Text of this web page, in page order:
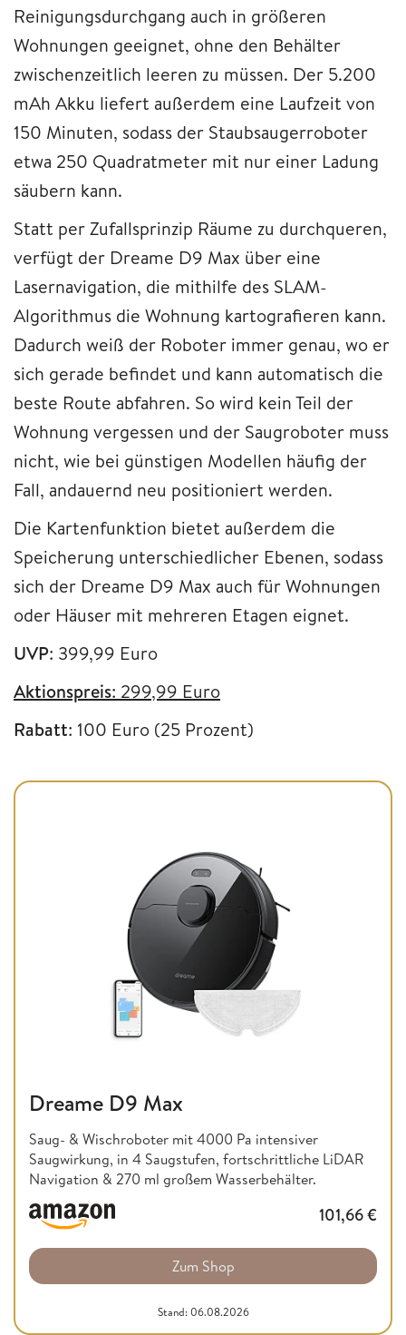
Reinigungsdurchgang auch in größeren
Wohnungen geeignet, ohne den Behälter
zwischenzeitlich leeren zu müssen. Der 5.200
mAh Akku liefert außerdem eine Laufzeit von
150 Minuten, sodass der Staubsaugerroboter
etwa 250 Quadratmeter mit nur einer Ladung
säubern kann.
Statt per Zufallsprinzip Räume zu durchqueren,
verfügt der Dreame D9 Max über eine
Lasernavigation, die mithilfe des SLAM-
Algorithmus die Wohnung kartografieren kann.
Dadurch weiß der Roboter immer genau, wo er
sich gerade befindet und kann automatisch die
beste Route abfahren. So wird kein Teil der
Wohnung vergessen und der Saugroboter muss
nicht, wie bei günstigen Modellen häufig der
Fall, andauernd neu positioniert werden.
Die Kartenfunktion bietet außerdem die
Speicherung unterschiedlicher Ebenen, sodass
sich der Dreame D9 Max auch für Wohnungen
oder Häuser mit mehreren Etagen eignet.
UVP: 399,99 Euro
Aktionspreis: 299,99 Euro
Rabatt: 100 Euro (25 Prozent)
Dreame D9 Max
Saug- & Wischroboter mit 4000 Pa intensiver
Saugwirkung, in 4 Saugstufen, fortschrittliche LiDAR
Navigation & 270 ml großem Wasserbehälter.
101,66€
Zum Shop
Stand: 06.08.2026